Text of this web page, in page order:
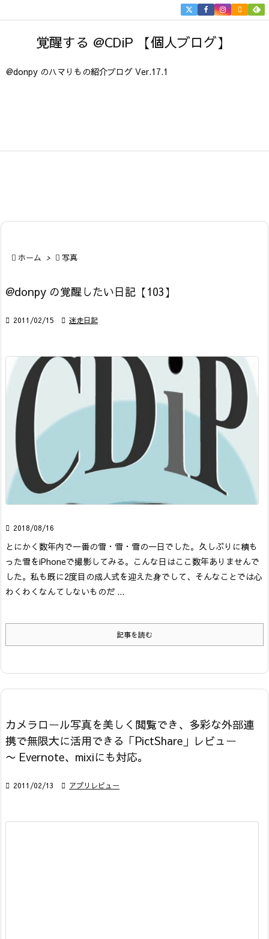
覚醒する @CDiP 【個人ブログ】
@donpy のハマりもの紹介ブログ Ver.17.1


 ホーム >  写真
@donpy の覚醒したい日記【103】
 2011/02/15  迷走日記
 2018/08/16
とにかく数年内で一番の雪・雪・雪の一日でした。 久しぶりに積も
った雪をiPhoneで撮影してみる。 こんな日はここ数年ありませんで
した。私も既に2度目の成人式を迎えた身でして、そんなことでは心
わくわくなんてしないものだ ...
記事を読む
カメラロール写真を美しく閲覧でき、多彩な外部連
携で無限大に活用できる「PictShare」レビュー
〜 Evernote、mixiにも対応。
 2011/02/13  アプリレビュー